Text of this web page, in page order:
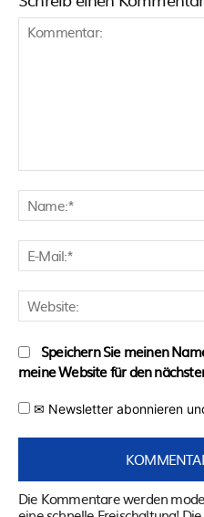
Speichern Sie meinen
meine Website für den
✉ Newsletter abonnieren
Die Kommentare werden